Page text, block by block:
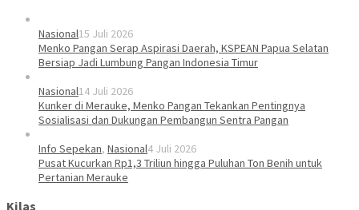
Nasional15 Juli 2026
Menko Pangan Serap Aspirasi Daerah, KSPEAN Papua Selatan
Bersiap Jadi Lumbung Pangan Indonesia Timur
Nasional14 Juli 2026
Kunker di Merauke, Menko Pangan Tekankan Pentingnya
Sosialisasi dan Dukungan Pembangun Sentra Pangan
Info Sepekan, Nasional4 Juli 2026
Pusat Kucurkan Rp1,3 Triliun hingga Puluhan Ton Benih untuk
Pertanian Merauke
Kilas